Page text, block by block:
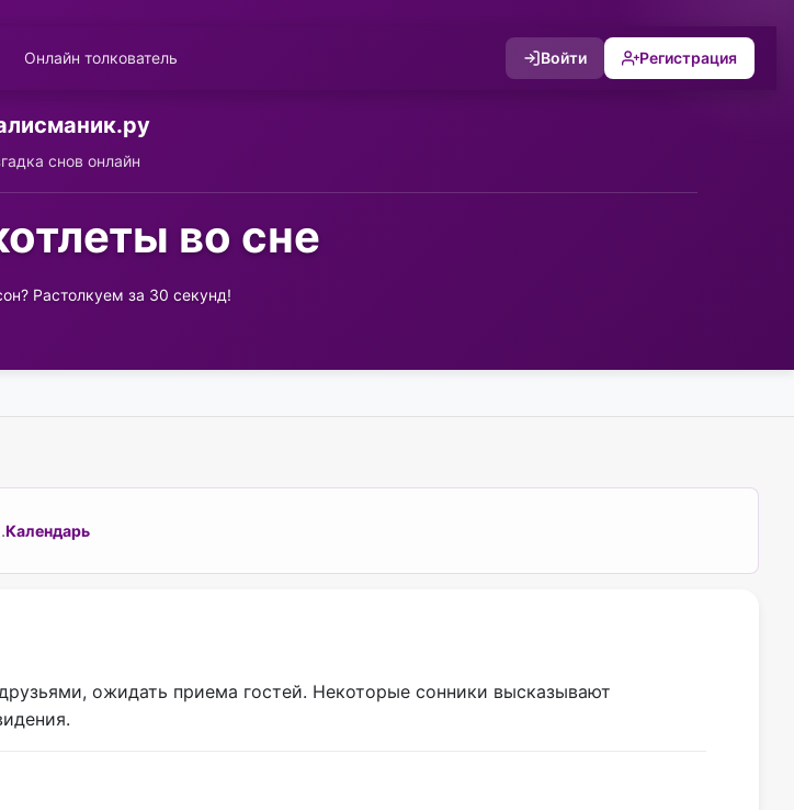
Онлайн толкователь Войти Регистрация
снов онлайн
во сне
Растолкуем за 30 секунд!
Календарь
ожидать приема гостей. Некоторые сонники высказывают